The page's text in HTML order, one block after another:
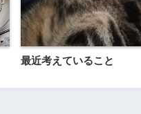
最近考えていること